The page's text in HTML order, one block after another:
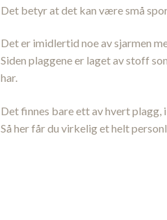
Det betyr at det kan være små
Det er imidlertid noe av sjarmen
Siden plaggene er laget av stoff
har.
Det finnes bare ett av hvert plagg,
Så her får du virkelig et helt